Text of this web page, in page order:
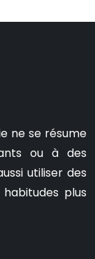
ne se résume
ou à des
utiliser des
plus